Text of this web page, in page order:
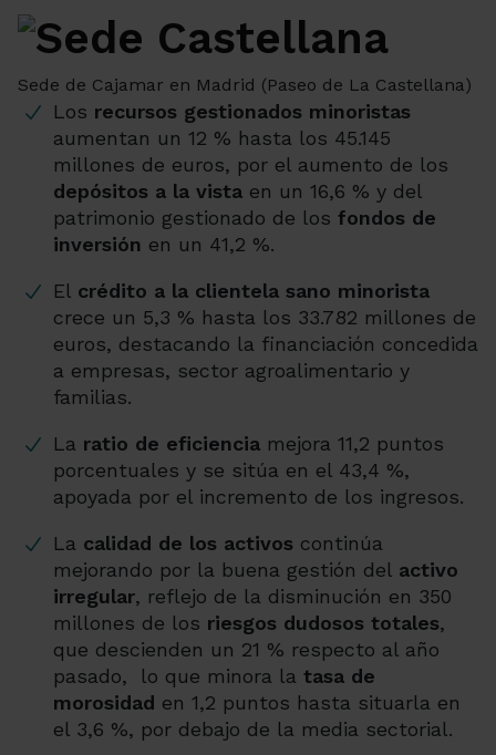
Sede de Cajamar en Madrid (Paseo de La Castellana)
Los recursos gestionados minoristas
aumentan un 12 % hasta los 45.145
millones de euros, por el aumento de los
depósitos a la vista en un 16,6 % y del
patrimonio gestionado de los fondos de
inversión en un 41,2 %.
El crédito a la clientela sano minorista
crece un 5,3 % hasta los 33.782 millones de
euros, destacando la financiación concedida
a empresas, sector agroalimentario y
familias.
La ratio de eficiencia mejora 11,2 puntos
porcentuales y se sitúa en el 43,4 %,
apoyada por el incremento de los ingresos.
La calidad de los activos continúa
mejorando por la buena gestión del activo
irregular, reflejo de la disminución en 350
millones de los riesgos dudosos totales,
que descienden un 21 % respecto al año
pasado, lo que minora la tasa de
morosidad en 1,2 puntos hasta situarla en
el 3,6 %, por debajo de la media sectorial.